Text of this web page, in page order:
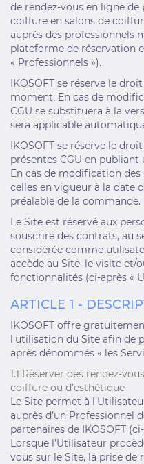
de rendez-vous en ligne
coiffure en salons de
auprès des professionnels
plateforme de réservation
« Professionnels »).
IKOSOFT se réserve le
moment. En cas de
CGU se substituera à la
sera applicable
IKOSOFT se réserve le
présentes CGU en
En cas de modification des
celles en vigueur à la date
préalable de la commande.
Le Site est réservé aux
souscrire des contrats, au
considérée comme
accède au Site, le visite et/
fonctionnalités (ci-après «
ARTICLE 1 -
IKOSOFT offre
l'utilisation du Site afin de
après dénommés « les
1.1 Réserver des rendez-
coiffure ou d’esthétique
Le Site permet à
auprès d’un Professionnel
partenaires de IKOSOFT
Lorsque l’Utilisateur
vous sur le Site, la prise